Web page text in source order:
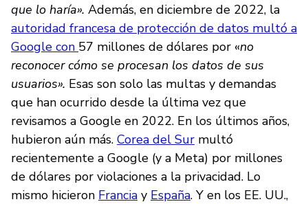
que lo haría». Además, en diciembre de 2022, la
autoridad francesa de protección de datos multó a
Google con 57 millones de dólares por «no
reconocer cómo se procesan los datos de sus
usuarios». Esas son solo las multas y demandas
que han ocurrido desde la última vez que
revisamos a Google en 2022. En los últimos años,
hubieron aún más. Corea del Sur multó
recientemente a Google (y a Meta) por millones
de dólares por violaciones a la privacidad. Lo
mismo hicieron Francia y España. Y en los EE. UU.,